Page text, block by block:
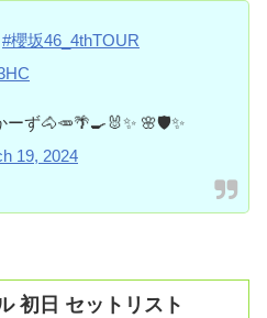
#櫻坂46_4thTOUR
ず🐴🥕🌴🍳🐰✨ 🌸🛡✨
19, 2024
初日 セットリスト